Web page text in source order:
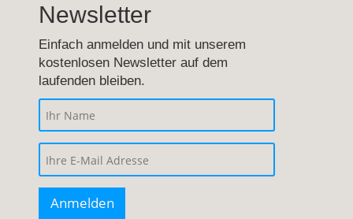
Newsletter
Einfach anmelden und mit unserem
kostenlosen Newsletter auf dem
laufenden bleiben.